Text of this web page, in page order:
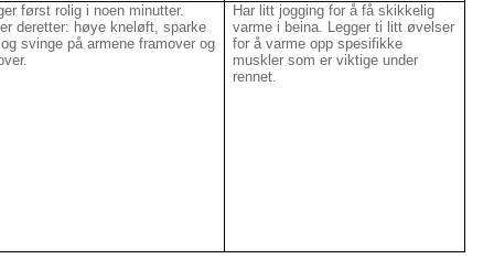
først rolig i noen minutter.
deretter: høye kneløft, sparke
svinge på armene framover og
Har litt jogging for å få skikkelig
varme i beina. Legger ti litt øvelser
for å varme opp spesifikke
muskler som er viktige under
rennet.